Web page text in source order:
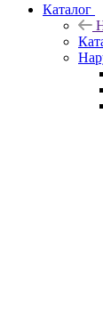
Каталог